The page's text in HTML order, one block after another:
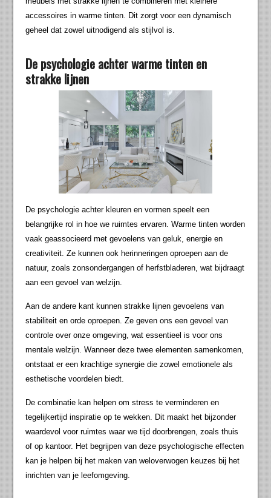
accessoires in warme tinten. Dit zorgt voor een dynamisch
geheel dat zowel uitnodigend als stijlvol is.
De psychologie achter warme tinten en
strakke lijnen
De psychologie achter kleuren en vormen speelt een
belangrijke rol in hoe we ruimtes ervaren. Warme tinten worden
vaak geassocieerd met gevoelens van geluk, energie en
creativiteit. Ze kunnen ook herinneringen oproepen aan de
natuur, zoals zonsondergangen of herfstbladeren, wat bijdraagt
aan een gevoel van welzijn.
Aan de andere kant kunnen strakke lijnen gevoelens van
stabiliteit en orde oproepen. Ze geven ons een gevoel van
controle over onze omgeving, wat essentieel is voor ons
mentale welzijn. Wanneer deze twee elementen samenkomen,
ontstaat er een krachtige synergie die zowel emotionele als
esthetische voordelen biedt.
De combinatie kan helpen om stress te verminderen en
tegelijkertijd inspiratie op te wekken. Dit maakt het bijzonder
waardevol voor ruimtes waar we tijd doorbrengen, zoals thuis
of op kantoor. Het begrijpen van deze psychologische effecten
kan je helpen bij het maken van weloverwogen keuzes bij het
inrichten van je leefomgeving.